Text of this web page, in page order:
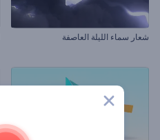
شعار سماء الليلة العاصفة